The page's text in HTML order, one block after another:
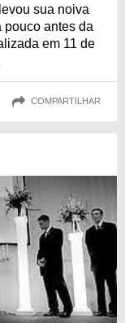
sua noiva
pouco antes da
em 11 de
COMPARTILHAR